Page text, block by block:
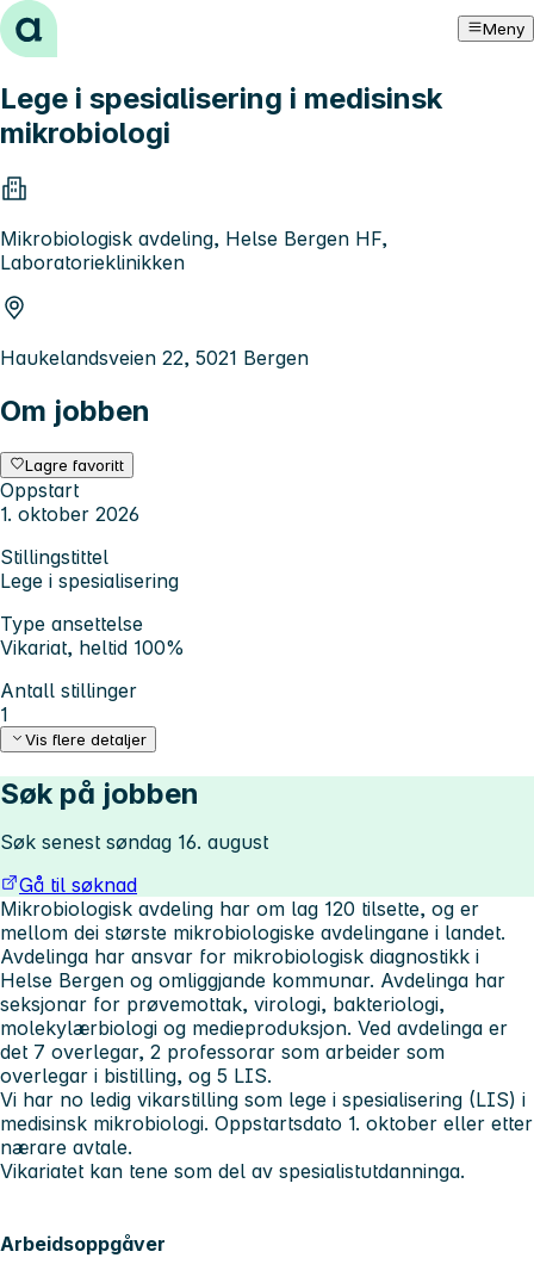
Hopp til innhold Meny
Lege i spesialisering i medisinsk
mikrobiologi
Mikrobiologisk avdeling, Helse Bergen HF,
Laboratorieklinikken
Haukelandsveien 22, 5021 Bergen
Om jobben
Lagre favoritt
Oppstart
1. oktober 2026
Stillingstittel
Lege i spesialisering
Type ansettelse
Vikariat, heltid 100%
Antall stillinger
1
Vis flere detaljer
Søk på jobben
Søk senest søndag 16. august
Gå til søknad
Mikrobiologisk avdeling har om lag 120 tilsette, og er
mellom dei største mikrobiologiske avdelingane i landet.
Avdelinga har ansvar for mikrobiologisk diagnostikk i
Helse Bergen og omliggjande kommunar. Avdelinga har
seksjonar for prøvemottak, virologi, bakteriologi,
molekylærbiologi og medieproduksjon. Ved avdelinga er
det 7 overlegar, 2 professorar som arbeider som
overlegar i bistilling, og 5 LIS.
Vi har no ledig vikarstilling som lege i spesialisering (LIS) i
medisinsk mikrobiologi. Oppstartsdato 1. oktober eller etter
nærare avtale.
Vikariatet kan tene som del av spesialistutdanninga.
Arbeidsoppgåver